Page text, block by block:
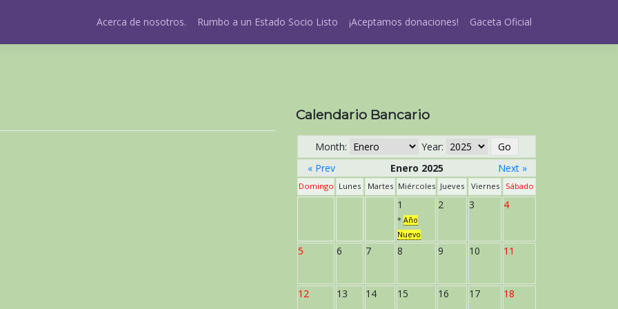
Acerca de nosotros. Rumbo a un Estado Socio Listo ¡Aceptamos donaciones! Gaceta Oficial
Calendario Bancario
Month:
Year:
« Prev
Enero 2025 Next »
Domingo Lunes Martes Miércoles Jueves Viernes Sábado
1
* Año
Nuevo
2 3 4
5 6 7 8 9 10 11
12 13 14 15 16 17 18